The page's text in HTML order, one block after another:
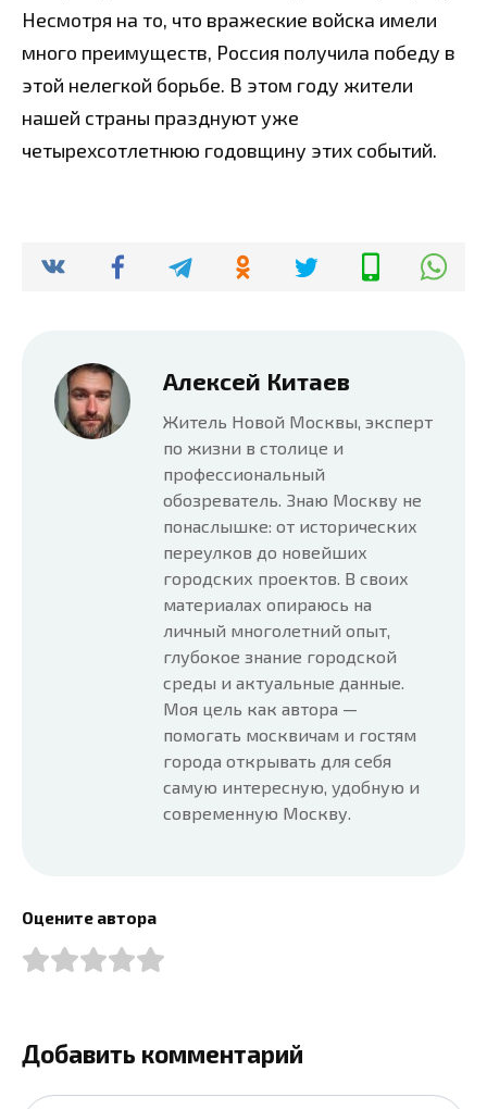
Несмотря на то, что вражеские войска имели
много преимуществ, Россия получила победу в
этой нелегкой борьбе. В этом году жители
нашей страны празднуют уже
четырехсотлетнюю годовщину этих событий.
Алексей Китаев
Житель Новой Москвы, эксперт
по жизни в столице и
профессиональный
обозреватель. Знаю Москву не
понаслышке: от исторических
переулков до новейших
городских проектов. В своих
материалах опираюсь на
личный многолетний опыт,
глубокое знание городской
среды и актуальные данные.
Моя цель как автора —
помогать москвичам и гостям
города открывать для себя
самую интересную, удобную и
современную Москву.
Оцените автора
Добавить комментарий